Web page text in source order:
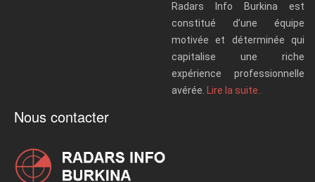
Radars Info Burkina est
constitué d’une équipe
motivée et déterminée qui
capitalise une riche
expérience professionnelle
avérée. Lire la suite..
Nous contacter